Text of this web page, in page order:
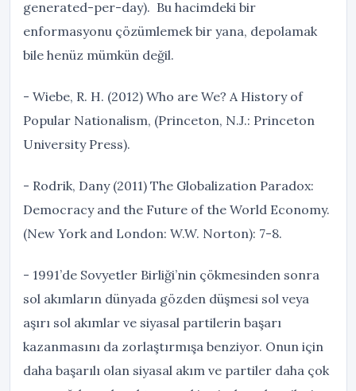
generated-per-day). Bu hacimdeki bir
enformasyonu çözümlemek bir yana, depolamak
bile henüz mümkün değil.
- Wiebe, R. H. (2012) Who are We? A History of
Popular Nationalism, (Princeton, N.J.: Princeton
University Press).
- Rodrik, Dany (2011) The Globalization Paradox:
Democracy and the Future of the World Economy.
(New York and London: W.W. Norton): 7-8.
- 1991’de Sovyetler Birliği’nin çökmesinden sonra
sol akımların dünyada gözden düşmesi sol veya
aşırı sol akımlar ve siyasal partilerin başarı
kazanmasını da zorlaştırmışa benziyor. Onun için
daha başarılı olan siyasal akım ve partiler daha çok